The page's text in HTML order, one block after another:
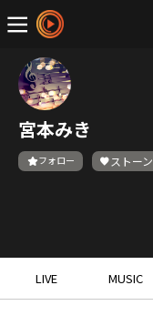
宮本みき
フォロー ストーン
LIVE MUSIC